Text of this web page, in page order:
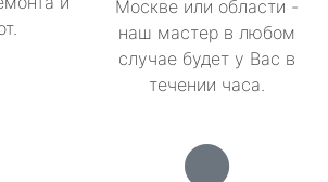
Москве или области -
наш мастер в любом
случае будет у Вас в
течении часа.